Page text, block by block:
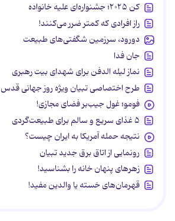
کن ۲۰۲۵؛ جشنواره‌ای علیه خانواده
راز افرادی که کمتر ضرر می‌کنند!
دورود، سرزمین شگفتی‌های طبیعت
جان فدا
نماز لیله الدفن برای شهدای بیت رهبری
طرح اختصاصی تبیان ویژه روز جهانی قدس
فومو؛ غول جیب‌بر فضای مجازی!
۵ غذای سریع و سالم برای طبیعت‌گردی
نتیجه حمله آمریکا به ایران چیست؟
رونمایی از اتاق برق جدید تبیان
زهرهای پنهان خانه را بشناسید!
قهرمان‌های خسته یا والدین مفید!